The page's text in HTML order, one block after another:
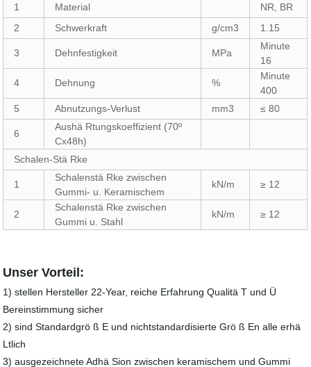
1
Material
NR, BR
2
Schwerkraft g/cm3 1.15
3 Dehnfestigkeit MPa
Minute
16
4
Dehnung %
Minute
400
5
Abnutzungs-Verlust mm3 ≤ 80
6
Aushä Rtungskoeffizient (70º
Cx48h)
Schalen-Stä Rke
1
Schalenstä Rke zwischen
Gummi- u. Keramischem
kN/m ≥ 12
2
Schalenstä Rke zwischen
Gummi u. Stahl
kN/m ≥ 12
Unser Vorteil:
1) stellen Hersteller 22-Year, reiche Erfahrung Qualitä T und Ü
Bereinstimmung sicher
2) sind Standardgrö ß E und nichtstandardisierte Grö ß En alle erhä
Ltlich
3) ausgezeichnete Adhä Sion zwischen keramischem und Gummi